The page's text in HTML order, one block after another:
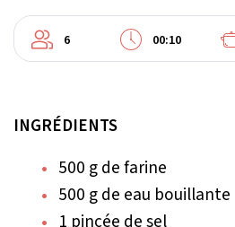
6 00:10
INGRÉDIENTS
500 g de farine
500 g de eau bouillante
1 pincée de sel